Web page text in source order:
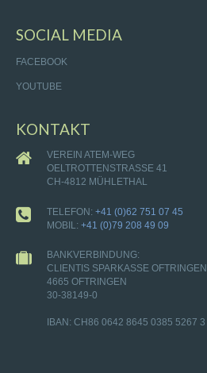
SOCIAL MEDIA
FACEBOOK
YOUTUBE
KONTAKT
VEREIN ATEM-WEG
OELTROTTENSTRASSE 41
CH-4812 MÜHLETHAL
TELEFON: +41 (0)62 751 07 45
MOBIL: +41 (0)79 208 49 09
BANKVERBINDUNG:
CLIENTIS SPARKASSE OFTRINGEN
4665 OFTRINGEN
30-38149-0
IBAN: CH86 0642 8645 0385 5267 3